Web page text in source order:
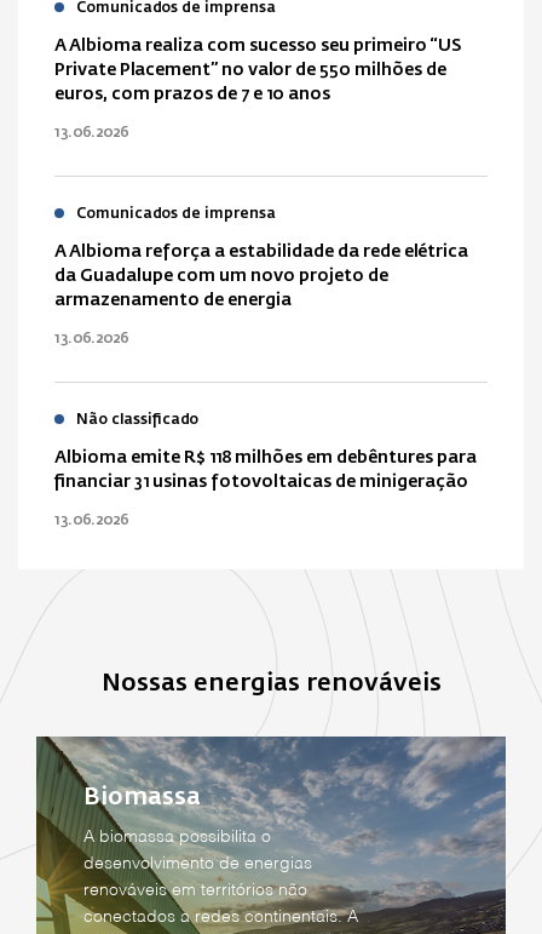
Comunicados de imprensa
A Albioma realiza com sucesso seu primeiro “US
Private Placement” no valor de 550 milhões de
euros, com prazos de 7 e 10 anos
13.06.2026
Comunicados de imprensa
A Albioma reforça a estabilidade da rede elétrica
da Guadalupe com um novo projeto de
armazenamento de energia
13.06.2026
Não classificado
Albioma emite R$ 118 milhões em debêntures para
financiar 31 usinas fotovoltaicas de minigeração
13.06.2026
Nossas energias renováveis
Biomassa
A biomassa possibilita o
desenvolvimento de energias
renováveis em territórios não
conectados a redes continentais. A